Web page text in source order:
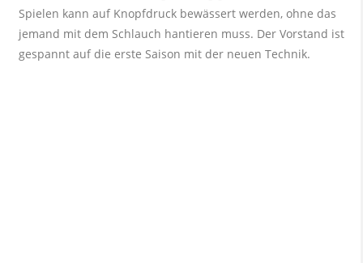
Spielen kann auf Knopfdruck bewässert werden, ohne das
jemand mit dem Schlauch hantieren muss. Der Vorstand ist
gespannt auf die erste Saison mit der neuen Technik.